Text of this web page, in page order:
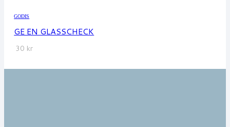
GODIS
GE EN GLASSCHECK
30 kr